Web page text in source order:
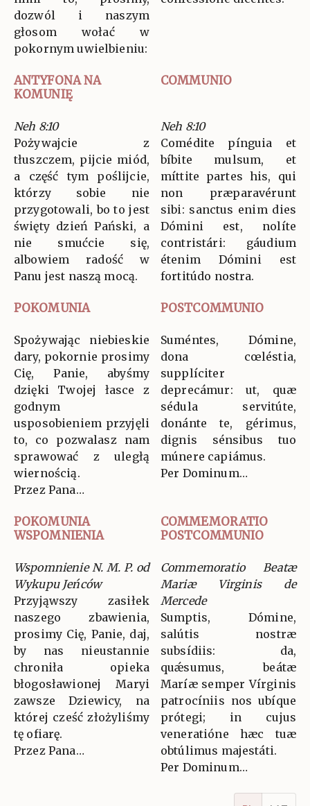
dozwól i naszym
głosom wołać w
pokornym uwielbieniu:
ANTYFONA NA
KOMUNIĘ
COMMUNIO
Neh 8:10
Pożywajcie z
tłuszczem, pijcie miód,
a część tym poślijcie,
którzy sobie nie
przygotowali, bo to jest
święty dzień Pański, a
nie smućcie się,
albowiem radość w
Panu jest naszą mocą.
Neh 8:10
Comédite pínguia et
bíbite mulsum, et
míttite partes his, qui
non præparavérunt
sibi: sanctus enim dies
Dómini est, nolíte
contristári: gáudium
étenim Dómini est
fortitúdo nostra.
POKOMUNIA POSTCOMMUNIO
Spożywając niebieskie
dary, pokornie prosimy
Cię, Panie, abyśmy
dzięki Twojej łasce z
godnym
usposobieniem przyjęli
to, co pozwalasz nam
sprawować z uległą
wiernością.
Przez Pana…
Suméntes, Dómine,
dona cœléstia,
supplíciter
deprecámur: ut, quæ
sédula servitúte,
donánte te, gérimus,
dignis sénsibus tuo
múnere capiámus.
Per Dominum…
POKOMUNIA
WSPOMNIENIA
COMMEMORATIO
POSTCOMMUNIO
Wspomnienie N. M. P. od
Wykupu Jeńców
Przyjąwszy zasiłek
naszego zbawienia,
prosimy Cię, Panie, daj,
by nas nieustannie
chroniła opieka
błogosławionej Maryi
zawsze Dziewicy, na
której cześć złożyliśmy
tę ofiarę.
Przez Pana…
Commemoratio Beatæ
Mariæ Virginis de
Mercede
Sumptis, Dómine,
salútis nostræ
subsídiis: da,
quǽsumus, beátæ
Maríæ semper Vírginis
patrocíniis nos ubíque
prótegi; in cujus
veneratióne hæc tuæ
obtúlimus majestáti.
Per Dominum…